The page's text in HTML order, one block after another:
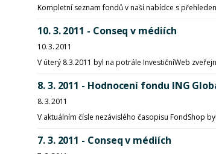
Kompletní seznam fondů v naší nabídce s
10. 3. 2011 - Conseq v médiích
10. 3. 2011
V úterý 8.3.2011 byl na potrále InvestičníWeb
8. 3. 2011 - Hodnocení fondu ING
8. 3. 2011
V aktuálním čísle nezávislého časopisu FondShop
7. 3. 2011 - Conseq v médiích